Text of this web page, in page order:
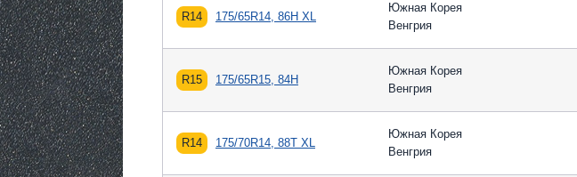
R14 175/65R14, 86H XL
Южная Корея
Венгрия
R15 175/65R15, 84H
Южная Корея
Венгрия
R14 175/70R14, 88T XL
Южная Корея
Венгрия